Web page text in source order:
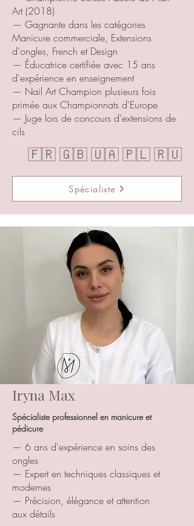
Art (2018)
— Gagnante dans les catégories
Manicure commerciale, Extensions
d'ongles, French et Design
— Éducatrice certifiée avec 15 ans
d'expérience en enseignement
— Nail Art Champion plusieurs fois
primée aux Championnats d'Europe
— Juge lors de concours d'extensions de
cils
🇫🇷 🇬🇧 🇺🇦 🇵🇱 🇷🇺
Spécialiste
Iryna Max
Spécialiste professionnel en manicure et
pédicure
— 6 ans d'expérience en soins des
ongles
— Expert en techniques classiques et
modernes
— Précision, élégance et attention
aux détails